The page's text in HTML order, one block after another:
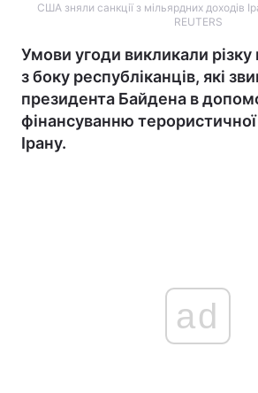
США зняли санкції з мільярдних доходів
REUTERS
Умови угоди викликали
з боку республіканців, які
президента Байдена в
фінансуванню терористичної
Ірану.
ad